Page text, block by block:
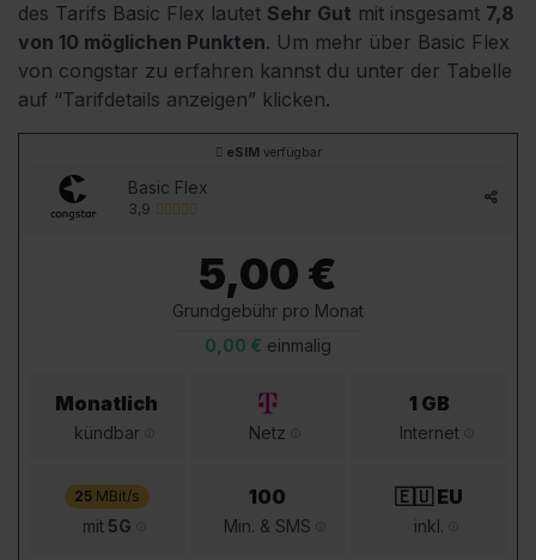
des Tarifs Basic Flex lautet Sehr Gut mit insgesamt 7,8
von 10 möglichen Punkten. Um mehr über Basic Flex
von congstar zu erfahren kannst du unter der Tabelle
auf “Tarifdetails anzeigen” klicken.
eSIMverfügbar
Basic Flex
3,9
5,00 €
Grundgebühr pro Monat
0,00 € einmalig
Monatlich
kündbar Netz
1 GB
Internet
25MBit/s
mit5G
100
Min. & SMS
🇪🇺 EU
inkl.